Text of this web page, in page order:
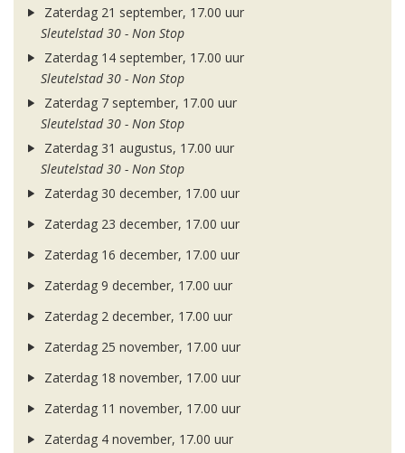
Zaterdag 21 september, 17.00 uur
Sleutelstad 30 - Non Stop
Zaterdag 14 september, 17.00 uur
Sleutelstad 30 - Non Stop
Zaterdag 7 september, 17.00 uur
Sleutelstad 30 - Non Stop
Zaterdag 31 augustus, 17.00 uur
Sleutelstad 30 - Non Stop
Zaterdag 30 december, 17.00 uur
Zaterdag 23 december, 17.00 uur
Zaterdag 16 december, 17.00 uur
Zaterdag 9 december, 17.00 uur
Zaterdag 2 december, 17.00 uur
Zaterdag 25 november, 17.00 uur
Zaterdag 18 november, 17.00 uur
Zaterdag 11 november, 17.00 uur
Zaterdag 4 november, 17.00 uur